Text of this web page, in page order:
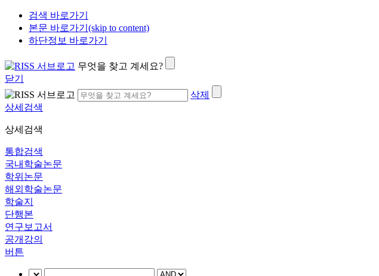
검색 바로가기
본문 바로가기(skip to content)
하단정보 바로가기
무엇을 찾고 계세요?
닫기
삭제
상세검색
상세검색
통합검색
국내학술논문
학위논문
해외학술논문
학술지
단행본
연구보고서
공개강의
버튼